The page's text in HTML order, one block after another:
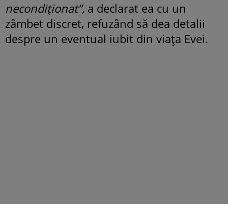
necondiționat”, a declarat ea cu un
zâmbet discret, refuzând să dea detalii
despre un eventual iubit din viața Evei.